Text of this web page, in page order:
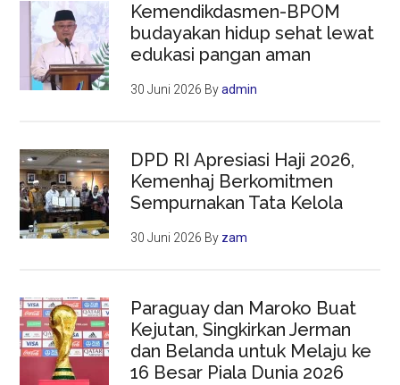
Kemendikdasmen-BPOM
budayakan hidup sehat lewat
edukasi pangan aman
30 Juni 2026 Byadmin
DPD RI Apresiasi Haji 2026,
Kemenhaj Berkomitmen
Sempurnakan Tata Kelola
30 Juni 2026 By zam
Paraguay dan Maroko Buat
Kejutan, Singkirkan Jerman
dan Belanda untuk Melaju ke
16 Besar Piala Dunia 2026